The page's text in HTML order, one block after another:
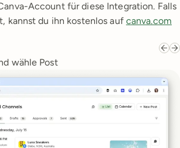
Account für diese Integration. Falls
kannst du ihn kostenlos auf canva.com
wähle Post